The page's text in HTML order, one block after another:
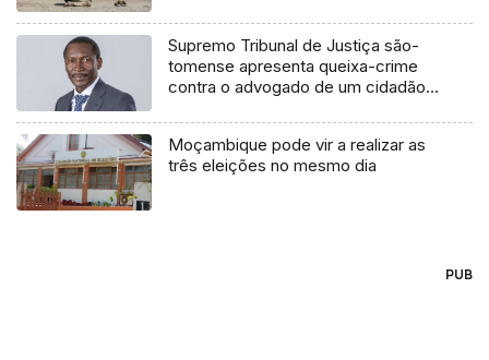
Supremo Tribunal de Justiça são-
tomense apresenta queixa-crime
contra o advogado de um cidadão
Moçambique pode vir a realizar as
três eleições no mesmo dia
PUB